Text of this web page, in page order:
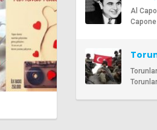
Al
Capone
Sözleri